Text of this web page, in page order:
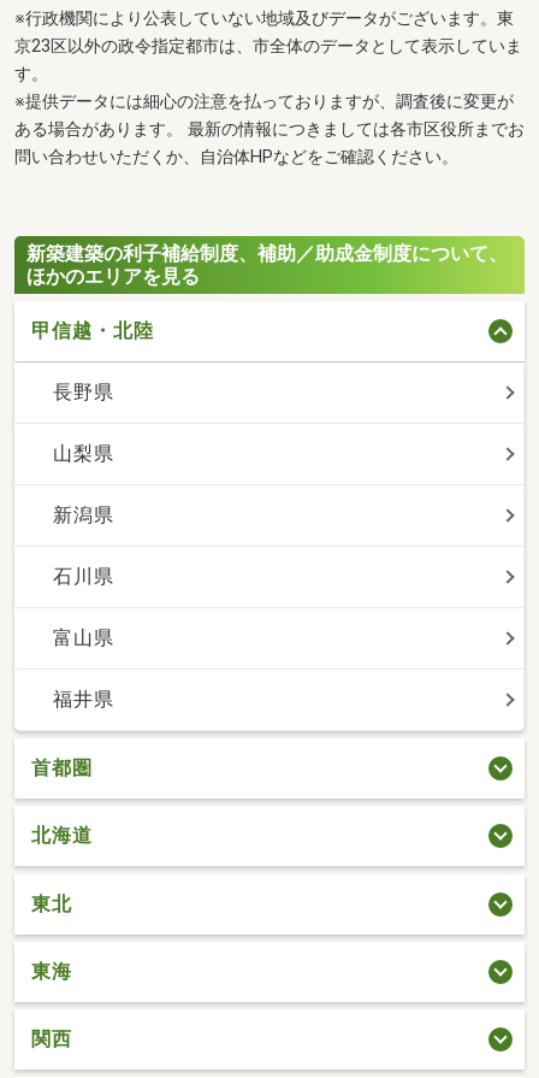
※行政機関により公表していない地域及びデータがございます。東
京23区以外の政令指定都市は、市全体のデータとして表示していま
す。
※提供データには細心の注意を払っておりますが、調査後に変更が
ある場合があります。 最新の情報につきましては各市区役所までお
問い合わせいただくか、自治体HPなどをご確認ください。
新築建築の利子補給制度、補助／助成金制度について、
ほかのエリアを見る
甲信越・北陸
長野県
山梨県
新潟県
石川県
富山県
福井県
首都圏
北海道
東北
東海
関西